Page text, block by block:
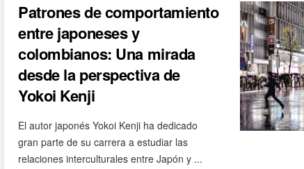
Patrones de comportamiento
entre japoneses y
colombianos: Una mirada
desde la perspectiva de
Yokoi Kenji
El autor japonés Yokoi Kenji ha dedicado
gran parte de su carrera a estudiar las
relaciones interculturales entre Japón y ...